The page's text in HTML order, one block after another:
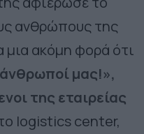
ανθρώπους της
μια ακόμη φορά ότι
άνθρωποί μας!»,
της εταιρείας
logistics center,